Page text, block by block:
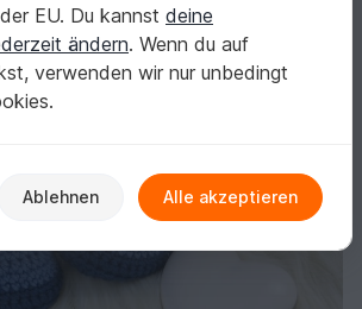
EU. Du kannst deine
ändern. Wenn du auf
verwenden wir nur unbedingt
Ablehnen Alle akzeptieren